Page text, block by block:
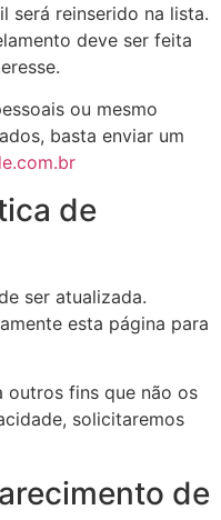
será reinserido na lista.
deve ser feita
ou mesmo
basta enviar um
de
ser atualizada.
esta página para
outros fins que não os
solicitaremos
de